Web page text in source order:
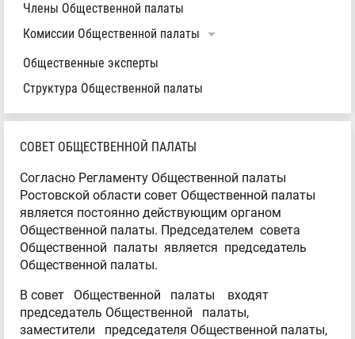
Члены Общественной палаты
Комиссии Общественной палаты
Общественные эксперты
Структура Общественной палаты
СОВЕТ ОБЩЕСТВЕННОЙ ПАЛАТЫ
Согласно Регламенту Общественной палаты
Ростовской области совет Общественной палаты
является постоянно действующим органом
Общественной палаты. Председателем совета
Общественной палаты является председатель
Общественной палаты.
В совет Общественной палаты входят
председатель Общественной палаты,
заместители председателя Общественной палаты,